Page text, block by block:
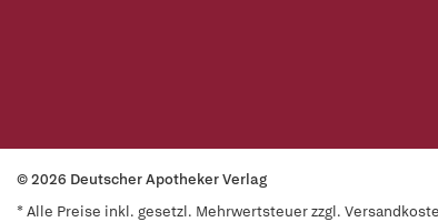
© 2026 Deutscher Apotheker Verlag
* Alle Preise inkl. gesetzl. Mehrwertsteuer zzgl.